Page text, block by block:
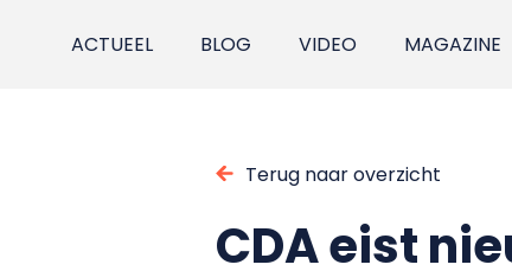
ACTUEEL BLOG VIDEO MAGAZINE
Terug naar overzicht
CDA eist